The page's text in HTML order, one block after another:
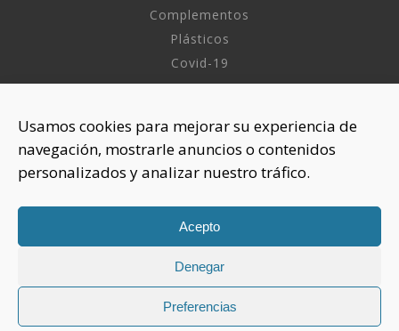
Usamos cookies para mejorar su experiencia de
navegación, mostrarle anuncios o contenidos
personalizados y analizar nuestro tráfico.
Acepto
Denegar
Preferencias
Complementos
Plásticos
Covid-19
Sobre nosotros
Aviso Legal
Política de Privacidad
Política Cookies
CONTACTAR
925 508 922